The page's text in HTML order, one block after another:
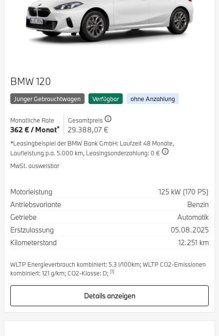
BMW 120
Junger Gebrauchtwagen Verfügbar ohne Anzahlung
Monatliche Rate
362 € / Monat*
Gesamtpreis
29.388,07 €
*Leasingbeispiel der BMW Bank GmbH: Laufzeit 48 Monate,
Laufleistung p.a. 5.000 km, Leasingsonderzahlung: 0 €
MwSt. ausweisbar
Spezifikation
Motorleistung
125 kW (170 PS)
Antriebsvariante
Benzin
Getriebe
Automatik
Erstzulassung
05.08.2025
Kilometerstand
12.251 km
WLTP Energieverbrauch kombiniert: 5.3 l/100km; WLTP CO2-Emissionen
kombiniert: 121 g/km; CO2-Klasse: D; [1]
Details anzeigen